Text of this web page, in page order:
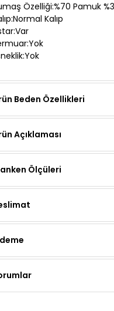
Özelliği:%70 Pamuk
Kalıp
Beden Özellikleri
Açıklaması
Ölçüleri